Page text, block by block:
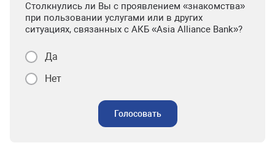
Столкнулись ли Вы с проявлением «знакомства»
при пользовании услугами или в других
ситуациях, связанных с АКБ «Asia Alliance Bank»?
Да
Нет
Голосовать